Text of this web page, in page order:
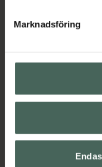
Marknadsföring
Upptäck flera
Kosttillskott